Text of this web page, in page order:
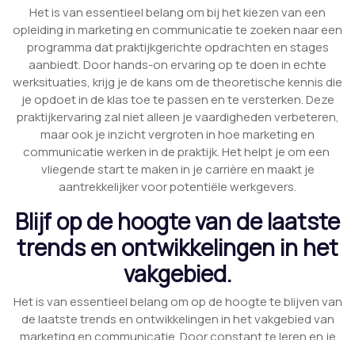
Het is van essentieel belang om bij het kiezen van een
opleiding in marketing en communicatie te zoeken naar een
programma dat praktijkgerichte opdrachten en stages
aanbiedt. Door hands-on ervaring op te doen in echte
werksituaties, krijg je de kans om de theoretische kennis die
je opdoet in de klas toe te passen en te versterken. Deze
praktijkervaring zal niet alleen je vaardigheden verbeteren,
maar ook je inzicht vergroten in hoe marketing en
communicatie werken in de praktijk. Het helpt je om een ​​
vliegende start te maken in je carrière en maakt je
aantrekkelijker voor potentiële werkgevers.
Blijf op de hoogte van de laatste
trends en ontwikkelingen in het
vakgebied.
Het is van essentieel belang om op de hoogte te blijven van
de laatste trends en ontwikkelingen in het vakgebied van
marketing en communicatie. Door constant te leren en je